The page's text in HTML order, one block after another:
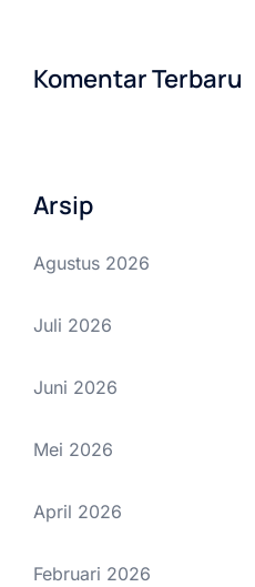
Komentar Terbaru
Arsip
Agustus 2026
Juli 2026
Juni 2026
Mei 2026
April 2026
Februari 2026